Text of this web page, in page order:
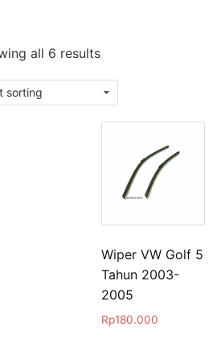
all 6 results
Wiper VW Golf 5
Tahun 2003-
2005
Rp180.000